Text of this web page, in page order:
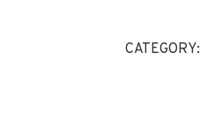
CATEGORY: